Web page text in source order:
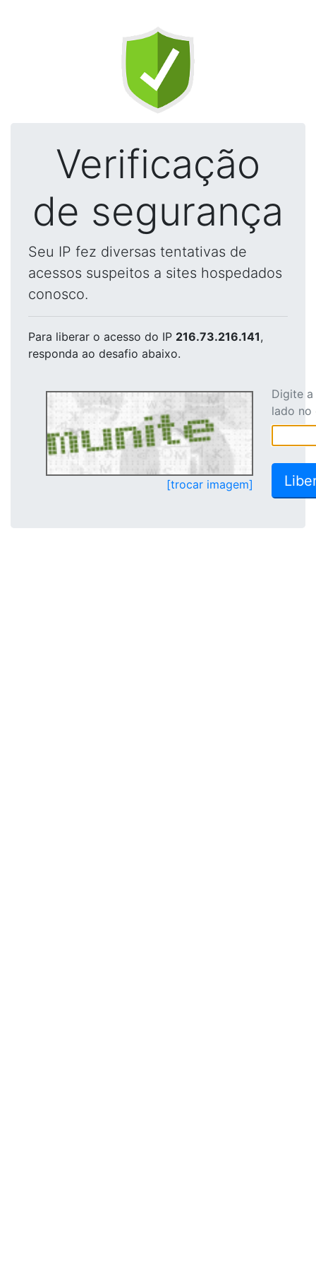
Verificação
de segurança
Seu IP fez diversas tentativas de
acessos suspeitos a sites hospedados
conosco.
Para liberar o acesso do IP 216.73.216.141,
responda ao desafio abaixo.
[trocar imagem]
Digite
lado no